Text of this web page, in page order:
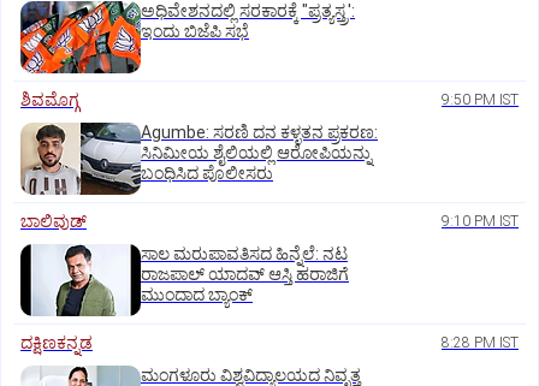
ಅಧಿವೇಶನದಲ್ಲಿ ಸರಕಾರಕ್ಕೆ "ಪ್ರತ್ಯಸ್ತ್ರ':
ಇಂದು ಬಿಜೆಪಿ ಸಭೆ
ಶಿವಮೊಗ್ಗ 9:50 PM IST
Agumbe: ಸರಣಿ ದನ ಕಳ್ಳತನ ಪ್ರಕರಣ:
ಸಿನಿಮೀಯ ಶೈಲಿಯಲ್ಲಿ ಆರೋಪಿಯನ್ನು
ಬಂಧಿಸಿದ ಪೊಲೀಸರು
ಬಾಲಿವುಡ್‌ 9:10 PM IST
ಸಾಲ ಮರುಪಾವತಿಸದ ಹಿನ್ನೆಲೆ: ನಟ
ರಾಜಪಾಲ್ ಯಾದವ್‌ ಆಸ್ತಿ ಹರಾಜಿಗೆ
ಮುಂದಾದ ಬ್ಯಾಂಕ್
ದಕ್ಷಿಣಕನ್ನಡ 8:28 PM IST
ಮಂಗಳೂರು ವಿಶ್ವವಿದ್ಯಾಲಯದ ನಿವೃತ್ತ